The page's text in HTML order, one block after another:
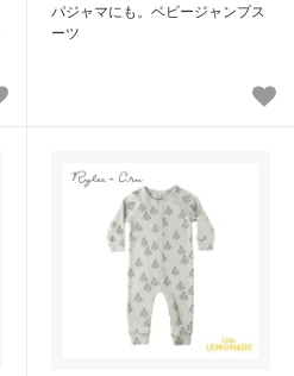
パジャマにも。ベビージャンプス
ーツ